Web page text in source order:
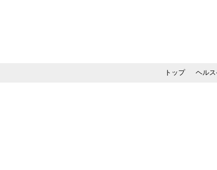
トップ ヘル